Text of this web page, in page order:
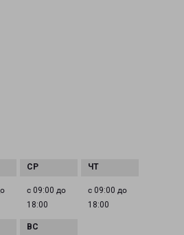
с 09:00 до
18:00
с 09:00 до
18:00